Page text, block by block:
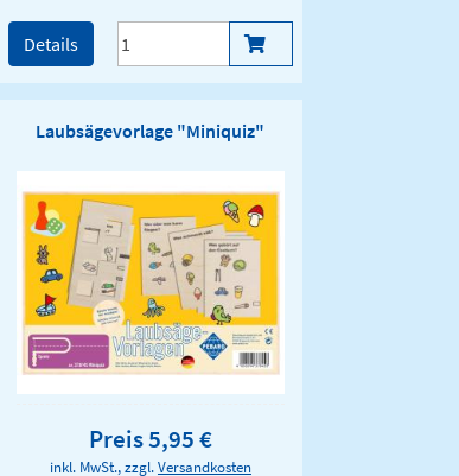
Details
Laubsägevorlage "Miniquiz"
Preis 5,95 €
inkl. MwSt., zzgl.Versandkosten